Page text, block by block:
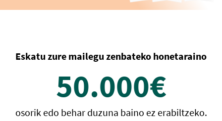
Eskatu zure mailegu zenbateko honetaraino
50.000€
osorik edo behar duzuna baino ez erabiltzeko.